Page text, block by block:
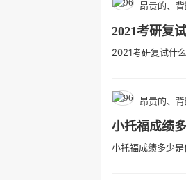
昂贵的、
2021考研复
2021考研复试什
昂贵的、
小托福成绩
小托福成绩多少是